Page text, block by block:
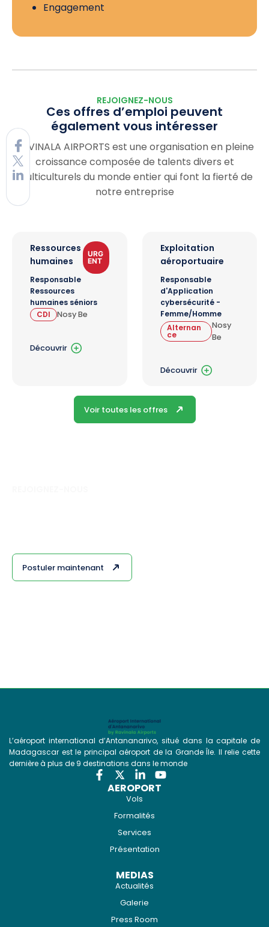
Engagement
REJOIGNEZ-NOUS
Ces offres d’emploi peuvent
également vous intéresser
RAVINALA AIRPORTS est une organisation en pleine
croissance composée de talents divers et
multiculturels du monde entier qui font la fierté de
notre entreprise
Ressources
humaines
URG
ENT
Responsable
Ressources
humaines séniors
CDI
Nosy Be
Découvrir
Exploitation
aéroportuaire
Responsable
d'Application
cybersécurité -
Femme/Homme
Alternan
ce
Nosy
Be
Découvrir
Voir toutes les offres
Postuler maintenant
L’aéroport international d’Antananarivo, situé dans la capitale de
Madagascar est le principal aéroport de la Grande Île. Il relie cette
dernière à plus de 9 destinations dans le monde
AEROPORT
Vols
Formalités
Services
Présentation
MEDIAS
Actualités
Galerie
Press Room